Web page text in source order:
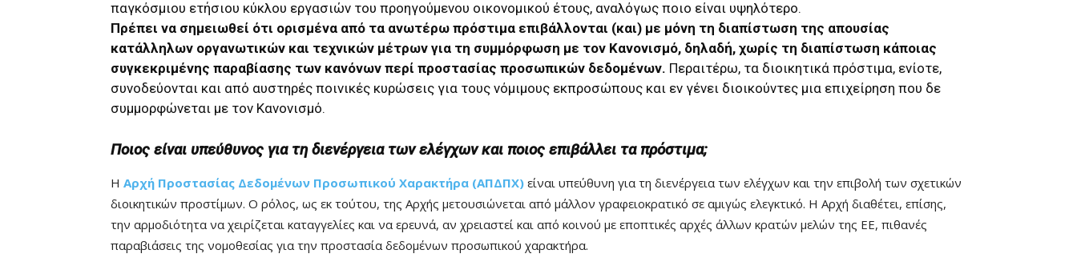
παγκόσμιου ετήσιου κύκλου εργασιών του προηγούμενου οικονομικού έτους, αναλόγως ποιο είναι υψηλότερο.
Πρέπει να σημειωθεί ότι ορισμένα από τα ανωτέρω πρόστιμα επιβάλλονται (και) με μόνη τη διαπίστωση της απουσίας
κατάλληλων οργανωτικών και τεχνικών μέτρων για τη συμμόρφωση με τον Κανονισμό, δηλαδή, χωρίς τη διαπίστωση κάποιας
συγκεκριμένης παραβίασης των κανόνων περί προστασίας προσωπικών δεδομένων. Περαιτέρω, τα διοικητικά πρόστιμα, ενίοτε,
συνοδεύονται και από αυστηρές ποινικές κυρώσεις για τους νόμιμους εκπροσώπους και εν γένει διοικούντες μια επιχείρηση που δε
συμμορφώνεται με τον Κανονισμό.
Ποιος είναι υπεύθυνος για τη διενέργεια των ελέγχων και ποιος επιβάλλει τα πρόστιμα;
Η Αρχή Προστασίας Δεδομένων Προσωπικού Χαρακτήρα (ΑΠΔΠΧ) είναι υπεύθυνη για τη διενέργεια των ελέγχων και την επιβολή των σχετικών
διοικητικών προστίμων. Ο ρόλος, ως εκ τούτου, της Αρχής μετουσιώνεται από μάλλον γραφειοκρατικό σε αμιγώς ελεγκτικό. Η Αρχή διαθέτει, επίσης,
την αρμοδιότητα να χειρίζεται καταγγελίες και να ερευνά, αν χρειαστεί και από κοινού με εποπτικές αρχές άλλων κρατών μελών της ΕΕ, πιθανές
παραβιάσεις της νομοθεσίας για την προστασία δεδομένων προσωπικού χαρακτήρα.